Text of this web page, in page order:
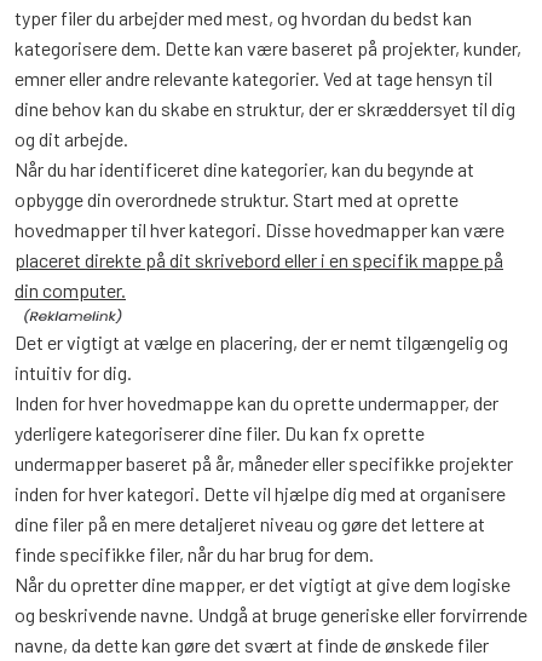
typer filer du arbejder med mest, og hvordan du bedst kan
kategorisere dem. Dette kan være baseret på projekter, kunder,
emner eller andre relevante kategorier. Ved at tage hensyn til
dine behov kan du skabe en struktur, der er skræddersyet til dig
og dit arbejde.
Når du har identificeret dine kategorier, kan du begynde at
opbygge din overordnede struktur. Start med at oprette
hovedmapper til hver kategori. Disse hovedmapper kan være
placeret direkte på dit skrivebord eller i en specifik mappe på
din computer.
Det er vigtigt at vælge en placering, der er nemt tilgængelig og
intuitiv for dig.
Inden for hver hovedmappe kan du oprette undermapper, der
yderligere kategoriserer dine filer. Du kan fx oprette
undermapper baseret på år, måneder eller specifikke projekter
inden for hver kategori. Dette vil hjælpe dig med at organisere
dine filer på en mere detaljeret niveau og gøre det lettere at
finde specifikke filer, når du har brug for dem.
Når du opretter dine mapper, er det vigtigt at give dem logiske
og beskrivende navne. Undgå at bruge generiske eller forvirrende
navne, da dette kan gøre det svært at finde de ønskede filer